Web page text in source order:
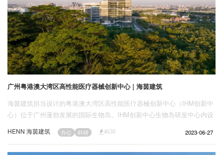
广州粤港澳大湾区高性能医疗器械创新中心 | 海茵建筑
海茵建筑担当设计的粤港澳大湾区高性能医疗器械创新中心（IHM创新中
心）位于广州蓬勃发展的国际生物岛。IHM创新中心生物岛研发中心内设
创新研发。
HENN 海茵建筑 办公 科研 4630 2023-06-27